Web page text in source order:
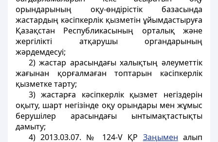
орындарының оқу-өндiрiстік базасында
жастардың кәсiпкерлiк қызметiн ұйымдастыруға
Қазақстан Республикасының орталық және
жергiлiктi атқарушы органдарының
жәрдемдесуi;
2) жастар арасындағы халықтың әлеуметтiк
жағынан қорғалмаған топтарын кәсiпкерлік
қызметке тарту;
3) жастарға кәсiпкерлiк қызмет негiздерiн
оқыту, шарт негiзiнде оқу орындары мен жұмыс
берушiлер арасындағы ынтымақтастықты
дамыту;
4) 2013.03.07. № 124-V ҚР Заңымен алып